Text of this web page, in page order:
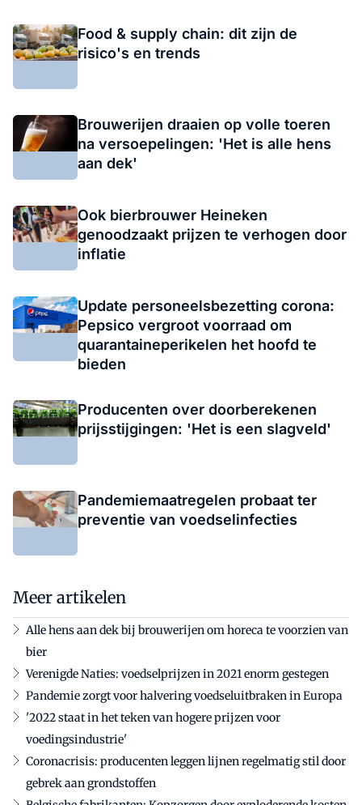
Food & supply chain: dit zijn de
risico's en trends
Brouwerijen draaien op volle toeren
na versoepelingen: 'Het is alle hens
aan dek'
Ook bierbrouwer Heineken
genoodzaakt prijzen te verhogen door
inflatie
Update personeelsbezetting corona:
Pepsico vergroot voorraad om
quarantaineperikelen het hoofd te
bieden
Producenten over doorberekenen
prijsstijgingen: 'Het is een slagveld'
Pandemiemaatregelen probaat ter
preventie van voedselinfecties
Meer artikelen
Alle hens aan dek bij brouwerijen om horeca te voorzien van
bier
Verenigde Naties: voedselprijzen in 2021 enorm gestegen
Pandemie zorgt voor halvering voedseluitbraken in Europa
'2022 staat in het teken van hogere prijzen voor
voedingsindustrie'
Coronacrisis: producenten leggen lijnen regelmatig stil door
gebrek aan grondstoffen